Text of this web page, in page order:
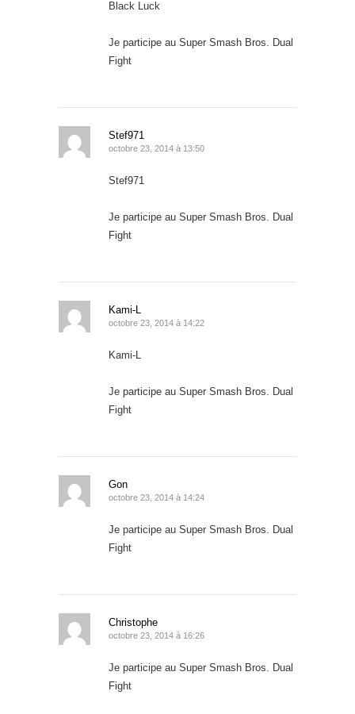
Black Luck
Je participe au Super Smash Bros. Dual
Fight
Stef971
octobre 23, 2014 à 13:50
Stef971
Je participe au Super Smash Bros. Dual
Fight
Kami-L
octobre 23, 2014 à 14:22
Kami-L
Je participe au Super Smash Bros. Dual
Fight
Gon
octobre 23, 2014 à 14:24
Je participe au Super Smash Bros. Dual
Fight
Christophe
octobre 23, 2014 à 16:26
Je participe au Super Smash Bros. Dual
Fight